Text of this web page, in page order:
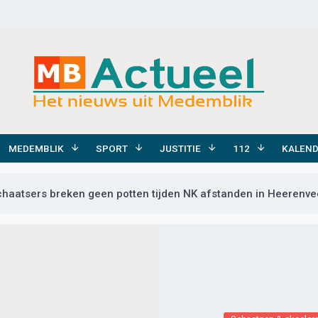
MEDEMBLIK SPORT JUSTITIE 112
breken geen potten tijden NK afstanden in